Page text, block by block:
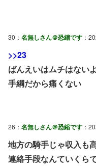
30： 名無しさん＠恐縮です ：
>>23
ばんえいはムチはないよ
手綱だから痛くない
26： 名無しさん＠恐縮です ：
地方の騎手じゃ収入も
連絡手段なんていくら